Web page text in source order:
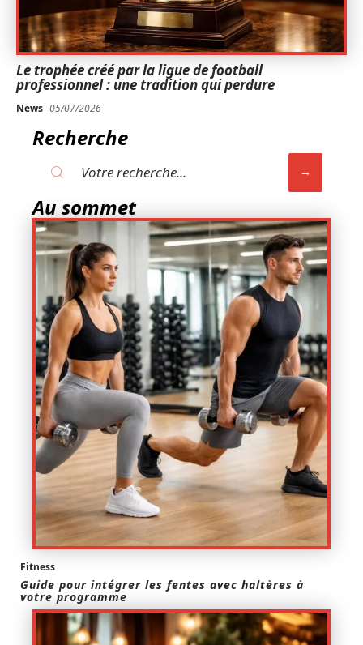
Le trophée créé par la ligue de football
professionnel : une tradition qui perdure
News 05/07/2026
Recherche
Au sommet
Fitness
Guide pour intégrer les fentes avec haltères à
votre programme